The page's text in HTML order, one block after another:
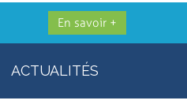
En savoir +
ACTUALITÉS